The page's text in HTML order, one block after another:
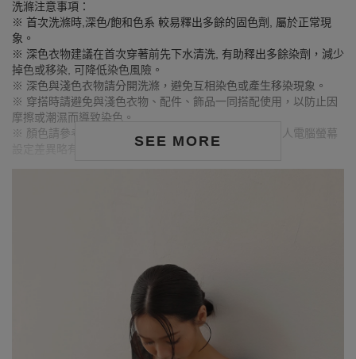
SEE MORE
洗滌注意事項：
※ 首次洗滌時,深色/飽和色系 較易釋出多餘的固色劑, 屬於正常現
象。
※ 深色衣物建議在首次穿著前先下水清洗, 有助釋出多餘染劑，減少
掉色或移染, 可降低染色風險。
※ 深色與淺色衣物請分開洗滌，避免互相染色或產生移染現象。
※ 穿搭時請避免與淺色衣物、配件、飾品一同搭配使用，以防止因
摩擦或潮濕而導致染色。
※ 顏色請參考單品圖片較為接近，但因圖檔顏色會因個人電腦螢幕
設定差異略有不同，請以實際商品顏色為準。